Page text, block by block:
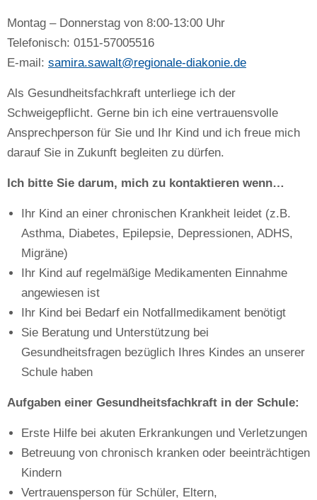
Montag – Donnerstag von 8:00-13:00 Uhr
Telefonisch: 0151-57005516
E-mail: samira.sawalt@regionale-diakonie.de
Als Gesundheitsfachkraft unterliege ich der
Schweigepflicht. Gerne bin ich eine vertrauensvolle
Ansprechperson für Sie und Ihr Kind und ich freue mich
darauf Sie in Zukunft begleiten zu dürfen.
Ich bitte Sie darum, mich zu kontaktieren wenn…
Ihr Kind an einer chronischen Krankheit leidet (z.B.
Asthma, Diabetes, Epilepsie, Depressionen, ADHS,
Migräne)
Ihr Kind auf regelmäßige Medikamenten Einnahme
angewiesen ist
Ihr Kind bei Bedarf ein Notfallmedikament benötigt
Sie Beratung und Unterstützung bei
Gesundheitsfragen bezüglich Ihres Kindes an unserer
Schule haben
Aufgaben einer Gesundheitsfachkraft in der Schule:
Erste Hilfe bei akuten Erkrankungen und Verletzungen
Betreuung von chronisch kranken oder beeinträchtigen
Kindern
Vertrauensperson für Schüler, Eltern,